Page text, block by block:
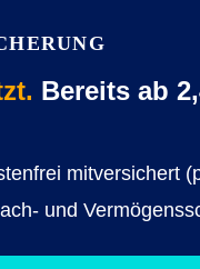
Bereits ab
mitversichert
und